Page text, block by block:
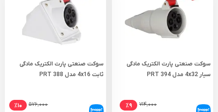
سوکت صنعتی پارت الکتریک مادگی
سیار 4x32 مدل PRT 394
۷۱۴,۰۰۰ ٪۹
سوکت صنعتی پارت الکتریک مادگی
ثابت 4x16 مدل PRT 388
۵۷۶,۰۰۰ ٪۱۰